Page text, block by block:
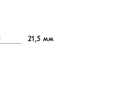
21,5 мм